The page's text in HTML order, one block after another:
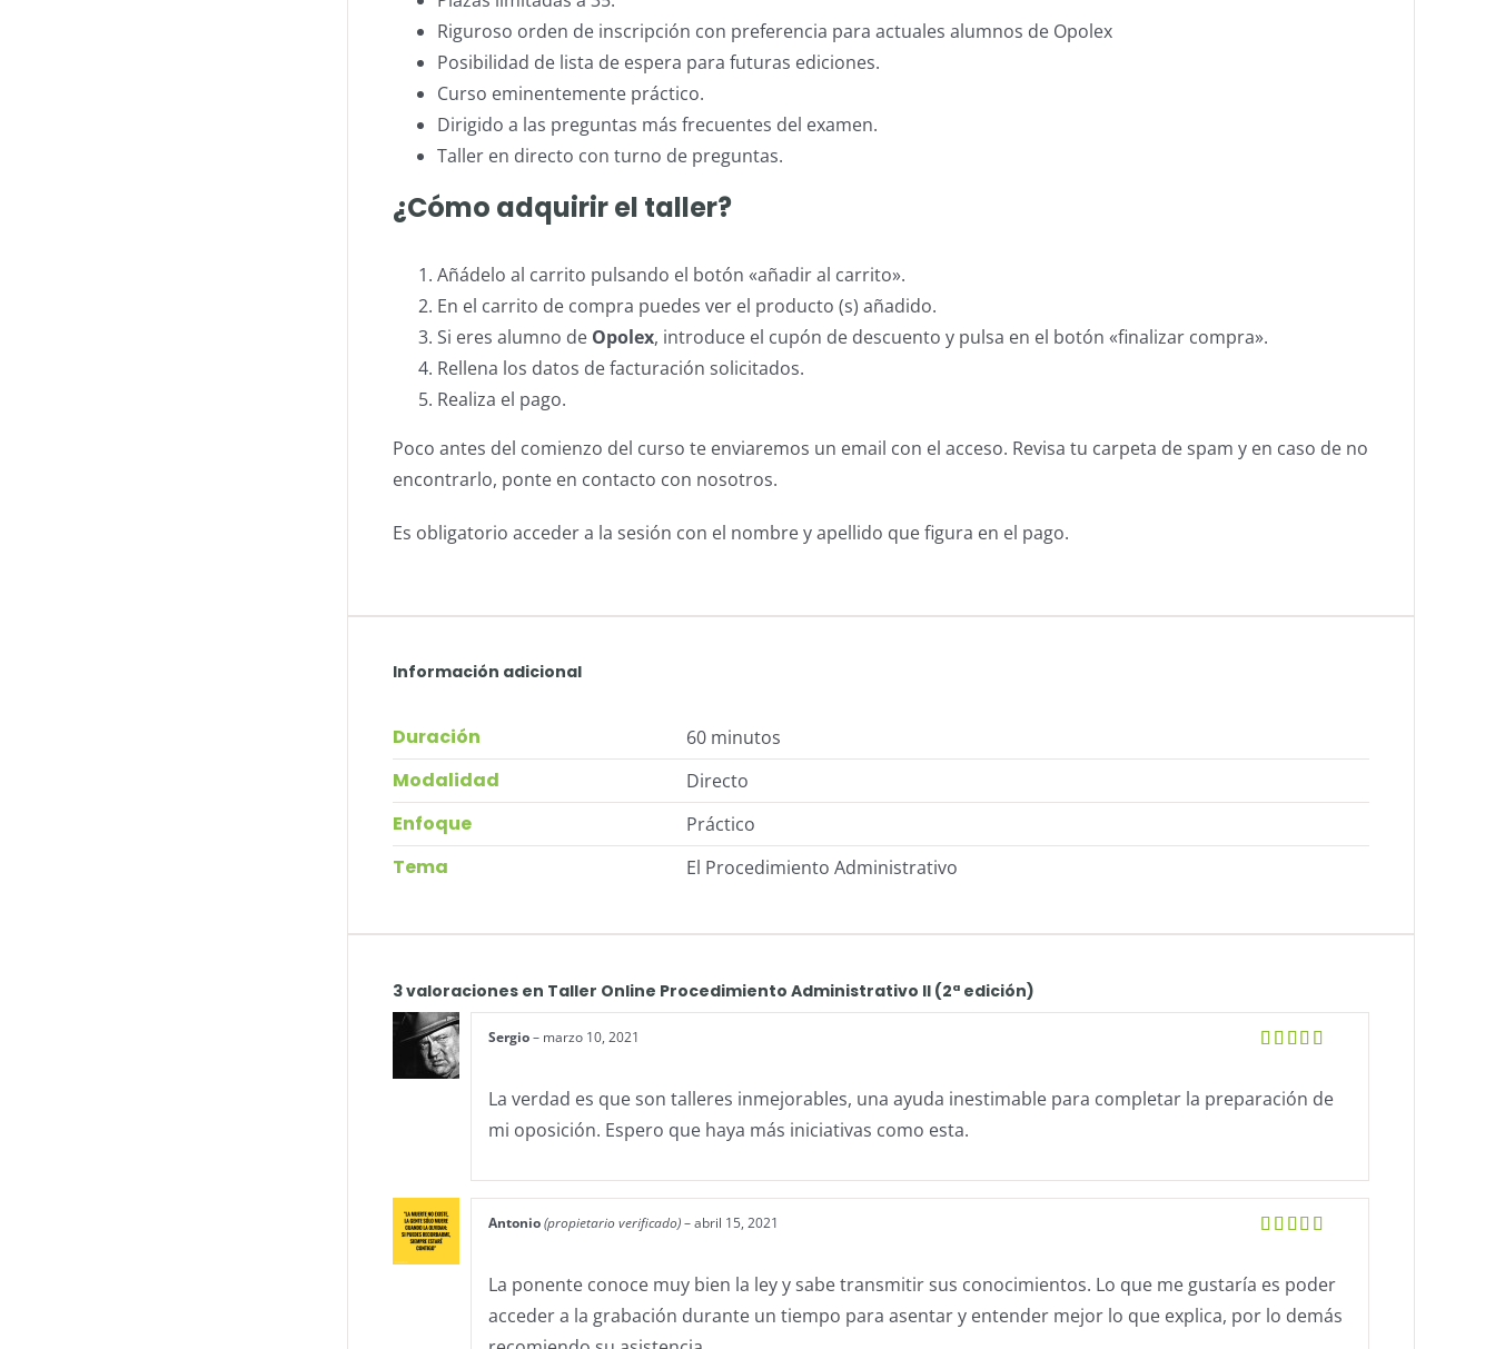
Riguroso orden de inscripción con preferencia para actuales alumnos de Opolex
Posibilidad de lista de espera para futuras ediciones.
Curso eminentemente práctico.
Dirigido a las preguntas más frecuentes del examen.
Taller en directo con turno de preguntas.
¿Cómo adquirir el taller?
Añádelo al carrito pulsando el botón «añadir al carrito».
En el carrito de compra puedes ver el producto (s) añadido.
Si eres alumno de Opolex, introduce el cupón de descuento y pulsa en el botón «finalizar compra».
Rellena los datos de facturación solicitados.
Realiza el pago.
Poco antes del comienzo del curso te enviaremos un email con el acceso. Revisa tu carpeta de spam y en caso de no
encontrarlo, ponte en contacto con nosotros.
Es obligatorio acceder a la sesión con el nombre y apellido que figura en el pago.
Información adicional
Duración 60 minutos
Modalidad Directo
Enfoque Práctico
Tema El Procedimiento Administrativo
3 valoraciones en Taller Online Procedimiento Administrativo II (2ª edición)
Sergio– marzo 10, 2021
La verdad es que son talleres inmejorables, una ayuda inestimable para completar la preparación de
mi oposición. Espero que haya más iniciativas como esta.
Antonio(propietario verificado)–abril 15, 2021
La ponente conoce muy bien la ley y sabe transmitir sus conocimientos. Lo que me gustaría es poder
acceder a la grabación durante un tiempo para asentar y entender mejor lo que explica, por lo demás